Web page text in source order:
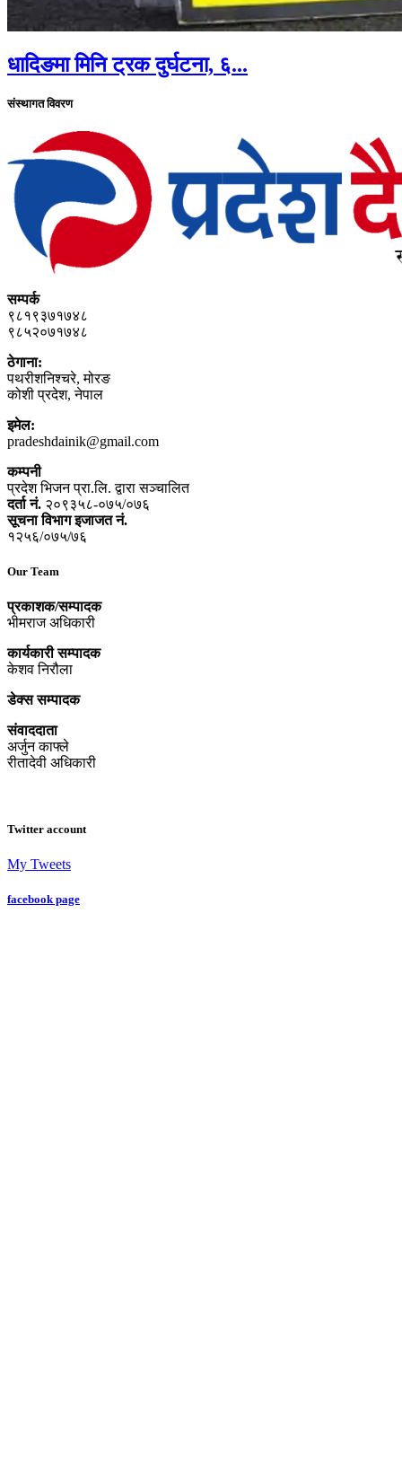
धादिङमा मिनि ट्रक दुर्घटना, ६...
संस्थागत विवरण
सम्पर्क
९८१९३७१७४८
९८५२०७१७४८
ठेगाना:
पथरीशनिश्‍चरे, मोरङ
कोशी प्रदेश, नेपाल
इमेल:
pradeshdainik@gmail.com
कम्पनी
प्रदेश भिजन प्रा.लि. द्वारा सञ्‍चालित
दर्ता नं. २०९३५८-०७५/०७६
सूचना विभाग इजाजत नं.
१२५६/०७५/७६
Our Team
प्रकाशक/सम्पादक
भीमराज अधिकारी
कार्यकारी सम्पादक
केशव निरौला
डेक्स सम्पादक
संवाददाता
अर्जुन काफ्ले
रीतादेवी अधिकारी
Twitter account
My Tweets
facebook page